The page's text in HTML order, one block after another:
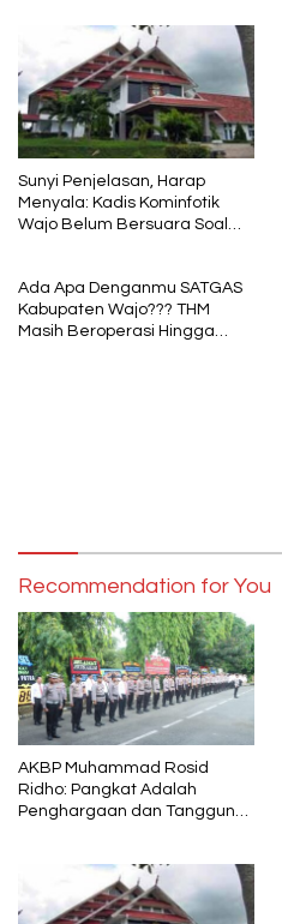
Sunyi Penjelasan, Harap
Menyala: Kadis Kominfotik
Wajo Belum Bersuara Soal
Ada Apa Denganmu SATGAS
Kabupaten Wajo??? THM
Masih Beroperasi Hingga
Recommendation for You
AKBP Muhammad Rosid
Ridho: Pangkat Adalah
Penghargaan dan Tanggung